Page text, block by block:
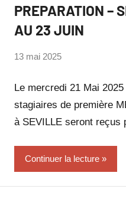
PREPARATION –
AU 23 JUIN
par
SUCH
13 mai 2025
Le mercredi 21 Mai
stagiaires de première
à SEVILLE seront
Continuer la lecture